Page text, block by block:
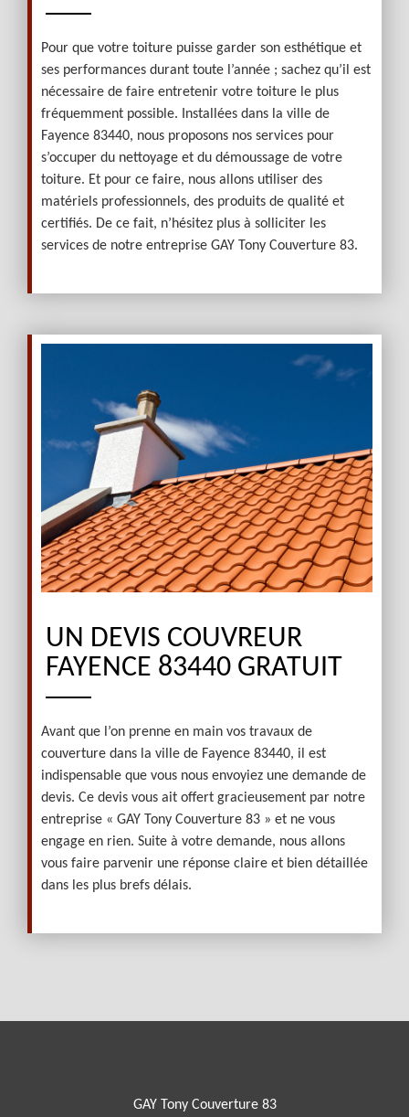
Pour que votre toiture puisse garder son esthétique et
ses performances durant toute l’année ; sachez qu’il est
nécessaire de faire entretenir votre toiture le plus
fréquemment possible. Installées dans la ville de
Fayence 83440, nous proposons nos services pour
s’occuper du nettoyage et du démoussage de votre
toiture. Et pour ce faire, nous allons utiliser des
matériels professionnels, des produits de qualité et
certifiés. De ce fait, n’hésitez plus à solliciter les
services de notre entreprise GAY Tony Couverture 83.
UN DEVIS COUVREUR
FAYENCE 83440 GRATUIT
Avant que l’on prenne en main vos travaux de
couverture dans la ville de Fayence 83440, il est
indispensable que vous nous envoyiez une demande de
devis. Ce devis vous ait offert gracieusement par notre
entreprise « GAY Tony Couverture 83 » et ne vous
engage en rien. Suite à votre demande, nous allons
vous faire parvenir une réponse claire et bien détaillée
dans les plus brefs délais.
GAY Tony Couverture 83